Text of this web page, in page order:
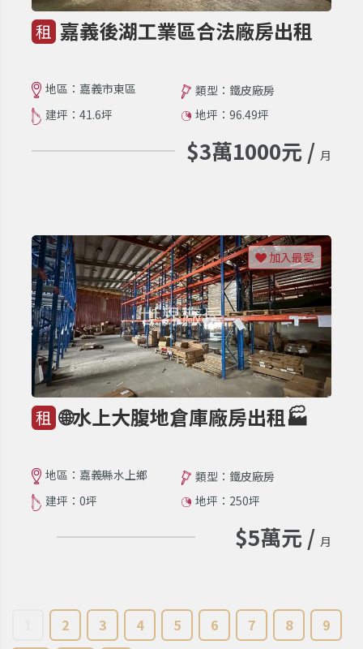
租 嘉義後湖工業區合法廠房出租
地區：嘉義市東區
類型：鐵皮廠房
建坪：41.6坪
地坪：96.49坪
$3萬1000元 / 月
租 🌐水上大腹地倉庫廠房出租🏭
地區：嘉義縣水上鄉
類型：鐵皮廠房
建坪：0坪
地坪：250坪
$5萬元 / 月
加入最愛
2 3 4 5 6 7 8
9